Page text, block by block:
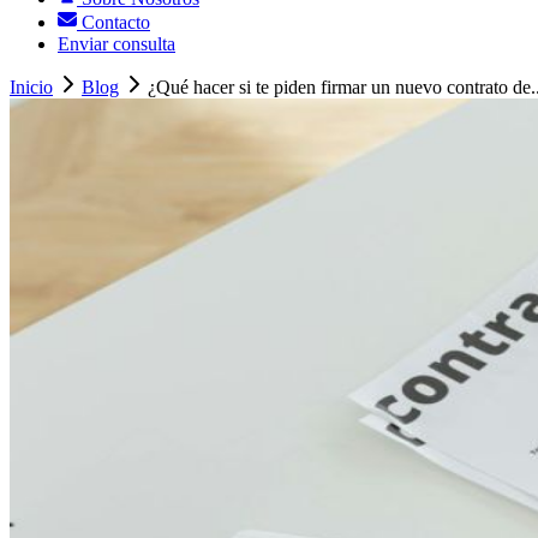
Contacto
Enviar consulta
Inicio Blog ¿Qué hacer si te piden firmar un nuevo contrato